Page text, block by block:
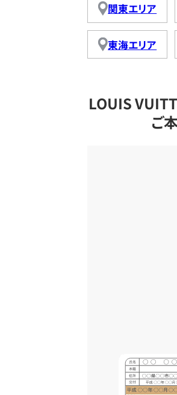
関東エリア
東海エリア
LOUIS
ご